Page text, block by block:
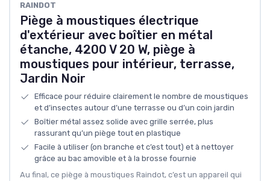
RAINDOT
Piège à moustiques électrique
d'extérieur avec boîtier en métal
étanche, 4200 V 20 W, piège à
moustiques pour intérieur, terrasse,
Jardin Noir
Efficace pour réduire clairement le nombre de moustiques
et d’insectes autour d’une terrasse ou d’un coin jardin
Boîtier métal assez solide avec grille serrée, plus
rassurant qu’un piège tout en plastique
Facile à utiliser (on branche et c’est tout) et à nettoyer
grâce au bac amovible et à la brosse fournie
Au final, ce piège à moustiques Raindot, c’est un appareil qui